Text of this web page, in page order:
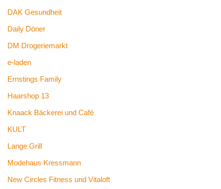
DAK Gesundheit
Daily Döner
DM Drogeriemarkt
e-laden
Ernstings Family
Haarshop 13
Knaack Bäckerei und Café
KULT
Lange Grill
Modehaus Kressmann
New Circles Fitness und Vitaloft